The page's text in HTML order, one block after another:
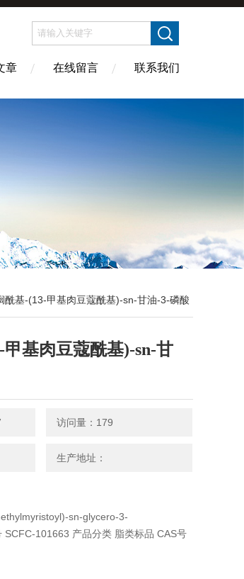
章 在线留言 联系我们
酰基-(13-甲基肉豆蔻酰基)-sn-甘油-3-磷酸
甲基肉豆蔻酰基)-sn-甘
访问量：179
生产地址：
sn-glycero-3-
SCFC-101663 产品分类 脂类标品 CAS号